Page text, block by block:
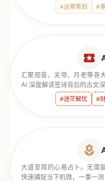
#运筹策划 #
汇聚观音、关帝、月老等各
AI 深度解读签诗背后的古文
#迷茫解忧 #
大道至简的心易占卜。无需
快速捕捉当下机微，一事一测